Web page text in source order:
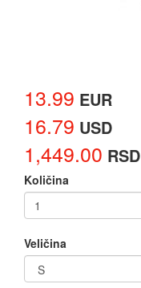
13.99 EUR
16.79 USD
1,449.00 RSD
Količina
Veličina